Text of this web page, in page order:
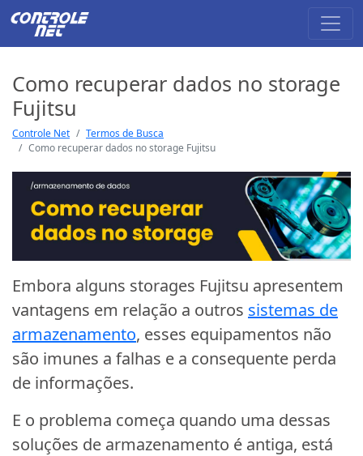
Como recuperar dados no storage
Fujitsu
Controle Net
Termos de Busca
Como recuperar dados no storage Fujitsu
Embora alguns storages Fujitsu apresentem
vantagens em relação a outros sistemas de
armazenamento, esses equipamentos não
são imunes a falhas e a consequente perda
de informações.
E o problema começa quando uma dessas
soluções de armazenamento é antiga, está